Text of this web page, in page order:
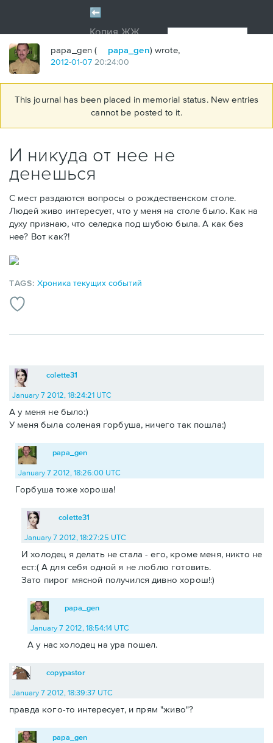
papa_gen ( papa_gen) wrote,
2012-01-07 20:24:00
This journal has been placed in memorial status. New entries
cannot be posted to it.
И никуда от нее не
денешься
С мест раздаются вопросы о рождественском столе.
Людей живо интересует, что у меня на столе было. Как на
духу признаю, что селедка под шубою была. А как без
нее? Вот как?!
TAGS:Хроника текущих событий
colette31
January 7 2012, 18:24:21 UTC
А у меня не было:)
У меня была соленая горбуша, ничего так пошла:)
papa_gen
January 7 2012, 18:26:00 UTC
Горбуша тоже хороша!
colette31
January 7 2012, 18:27:25 UTC
И холодец я делать не стала - его, кроме меня, никто не
ест:( А для себя одной я не люблю готовить.
Зато пирог мясной получился дивно хорош!:)
papa_gen
January 7 2012, 18:54:14 UTC
А у нас холодец на ура пошел.
copypastor
January 7 2012, 18:39:37 UTC
правда кого-то интересует, и прям "живо"?
papa_gen